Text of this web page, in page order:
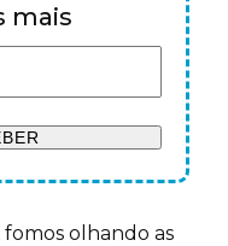
mais
olhando as